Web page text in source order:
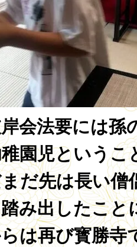
会法要には孫
園児というこ
だ先は長い僧
み出したこと
は再び寳勝寺